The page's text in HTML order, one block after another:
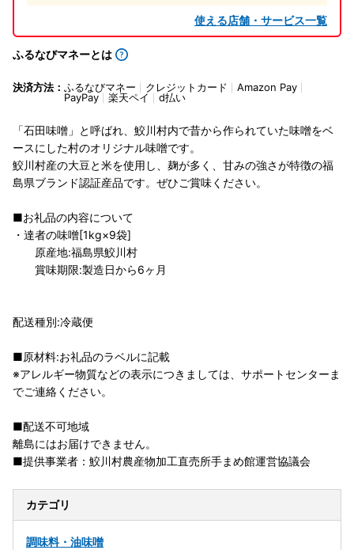
使える店舗・サービス一覧
ふるなびマネーとは
決済方法： ふるなびマネー クレジットカード
Amazon Pay
PayPay
楽天ペイ d払い
「石田味噌」と呼ばれ、鮫川村内で昔から作られていた味噌をベ
ースにした村のオリジナル味噌です。
鮫川村産の大豆と米を使用し、麹が多く、甘みの強さが特徴の福
島県ブランド認証産品です。ぜひご賞味ください。
■お礼品の内容について
・達者の味噌[1kg×9袋]
原産地:福島県鮫川村
賞味期限:製造日から6ヶ月
配送種別:冷蔵便
■原材料:お礼品のラベルに記載
※アレルギー物質などの表示につきましては、サポートセンターま
でご連絡ください。
■配送不可地域
離島にはお届けできません。
■提供事業者：鮫川村農産物加工直売所手まめ館運営協議会
カテゴリ
調味料・油味噌